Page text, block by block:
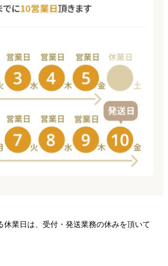
休業日は、受付・発送業務の休みを頂いて